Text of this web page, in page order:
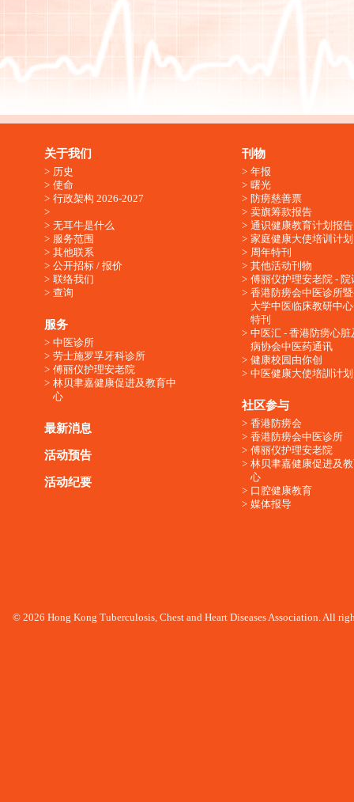
关于我们
历史
使命
行政架构 2026-2027
无耳牛是什么
服务范围
其他联系
公开招标 / 报价
联络我们
查询
服务
中医诊所
劳士施罗孚牙科诊所
傅丽仪护理安老院
林贝聿嘉健康促进及教育中
心
最新消息
活动预告
活动纪要
刊物
年报
曙光
防痨慈善票
卖旗筹款报告
通识健康教育计划报告
家庭健康大使培训计划
周年特刊
其他活动刊物
傅丽仪护理安老院 - 院
香港防痨会中医诊所
大学中医临床教研中
特刊
中医汇 - 香港防痨心脏
病协会中医药通讯
健康校园由你创
中医健康大使培訓计划
社区参与
香港防痨会
香港防痨会中医诊所
傅丽仪护理安老院
林贝聿嘉健康促进及
心
口腔健康教育
媒体报导
© 2026 Hong Kong Tuberculosis, Chest and Heart Diseases Association. All